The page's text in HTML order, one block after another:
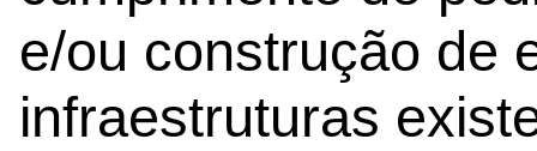
e/ou construção de
infraestruturas